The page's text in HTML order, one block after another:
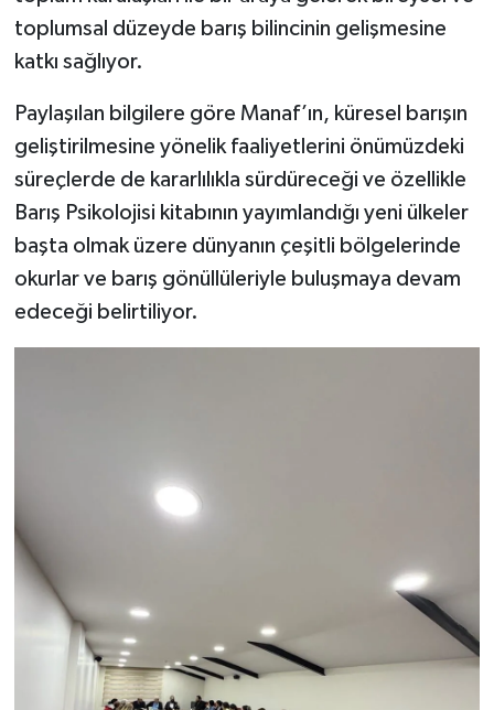
toplumsal düzeyde barış bilincinin gelişmesine
katkı sağlıyor.
Paylaşılan bilgilere göre Manaf’ın, küresel barışın
geliştirilmesine yönelik faaliyetlerini önümüzdeki
süreçlerde de kararlılıkla sürdüreceği ve özellikle
Barış Psikolojisi kitabının yayımlandığı yeni ülkeler
başta olmak üzere dünyanın çeşitli bölgelerinde
okurlar ve barış gönüllüleriyle buluşmaya devam
edeceği belirtiliyor.